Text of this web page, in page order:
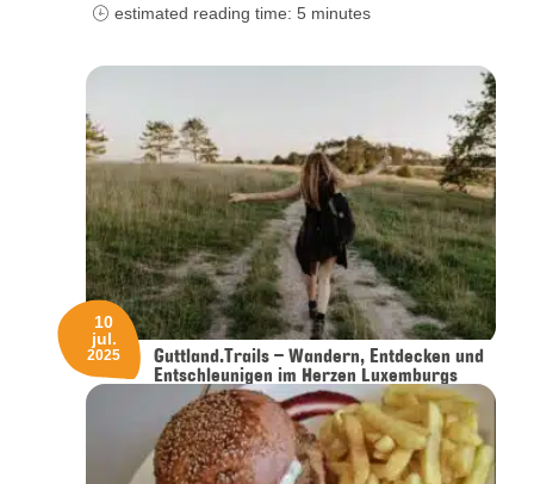
estimated reading time: 5 minutes
Guttland.Trails – Wandern, Entdecken und
Entschleunigen im Herzen Luxemburgs
10
jul.
2025